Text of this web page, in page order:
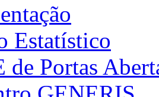
Estatístico
de Portas